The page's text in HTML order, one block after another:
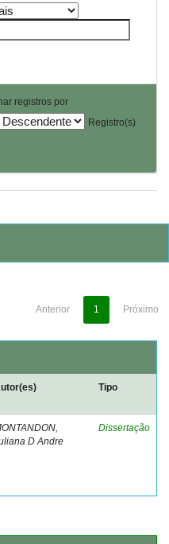
registros por
Registro(s)
Anterior 1 Próximo
Tipo
D Andre
Dissertação